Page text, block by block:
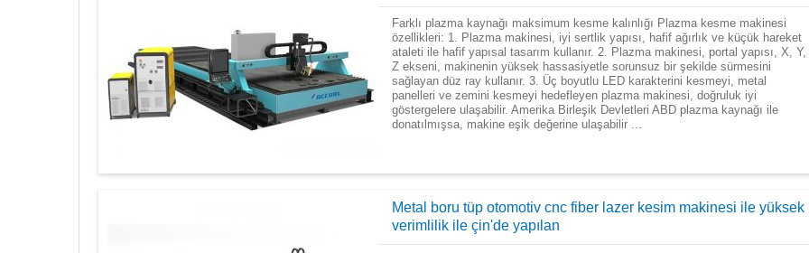
Farklı plazma kaynağı maksimum kesme kalınlığı Plazma kesme makinesi
özellikleri: 1. Plazma makinesi, iyi sertlik yapısı, hafif ağırlık ve küçük hareket
ataleti ile hafif yapısal tasarım kullanır. 2. Plazma makinesi, portal yapısı, X, Y,
Z ekseni, makinenin yüksek hassasiyetle sorunsuz bir şekilde sürmesini
sağlayan düz ray kullanır. 3. Üç boyutlu LED karakterini kesmeyi, metal
panelleri ve zemini kesmeyi hedefleyen plazma makinesi, doğruluk iyi
göstergelere ulaşabilir. Amerika Birleşik Devletleri ABD plazma kaynağı ile
donatılmışsa, makine eşik değerine ulaşabilir ...
Metal boru tüp otomotiv cnc fiber lazer kesim makinesi ile yüksek
verimlilik ile çin'de yapılan